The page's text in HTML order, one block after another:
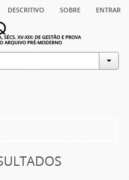
descritivo sobre entrar